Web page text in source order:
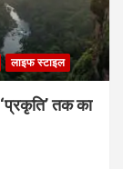
लाइफ स्टाइल
तक का